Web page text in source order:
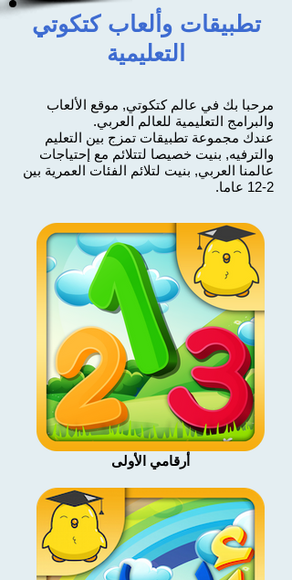
تطبيقات وألعاب كتكوتي
التعليمية
مرحبا بك في عالم كتكوتي, موقع الألعاب
والبرامج التعليمية للعالم العربي.
عندك مجموعة تطبيقات تمزج بين التعليم
والترفيه, بنيت خصيصا لتتلائم مع إحتياجات
عالمنا العربي, بنيت لتلائم الفئات العمرية بين
2-12 عاما.
أرقامي الأولى